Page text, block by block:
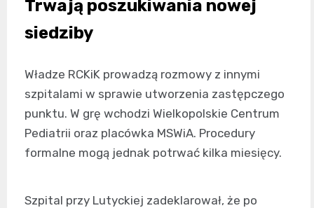
Trwają poszukiwania nowej
siedziby
Władze RCKiK prowadzą rozmowy z innymi
szpitalami w sprawie utworzenia zastępczego
punktu. W grę wchodzi Wielkopolskie Centrum
Pediatrii oraz placówka MSWiA. Procedury
formalne mogą jednak potrwać kilka miesięcy.
Szpital przy Lutyckiej zadeklarował, że po